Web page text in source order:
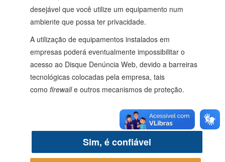
desejável que você utilize um equipamento num
ambiente que possa ter privacidade.
A utilização de equipamentos instalados em
empresas poderá eventualmente impossibilitar o
acesso ao Disque Denúncia Web, devido a barreiras
tecnológicas colocadas pela empresa, tais
como firewalle outros mecanismos de proteção.
Sim, é confiável